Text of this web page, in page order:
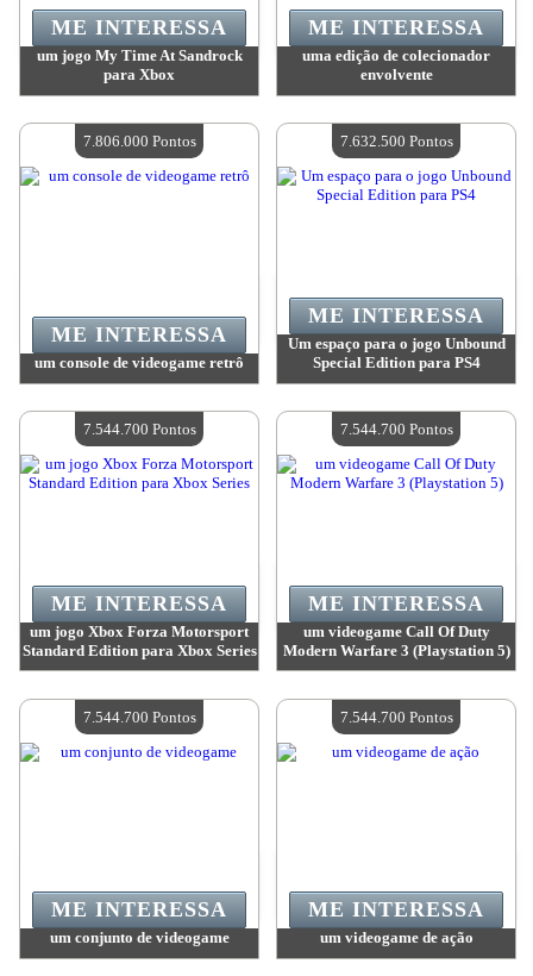
um jogo My Time At Sandrock
para Xbox
Quantidade disponível:4
ME INTERESSA
uma edição de colecionador
envolvente
Quantidade disponível:4
ME INTERESSA
um console de videogame retrô
Quantidade disponível:4
ME INTERESSA
7.806.000 Pontos
Um espaço para o jogo Unbound
Special Edition para PS4
Quantidade disponível:4
ME INTERESSA
7.632.500 Pontos
um jogo Xbox Forza Motorsport
Standard Edition para Xbox Series
Quantidade disponível:4
ME INTERESSA
7.544.700 Pontos
um videogame Call Of Duty
Modern Warfare 3 (Playstation 5)
Quantidade disponível:4
ME INTERESSA
7.544.700 Pontos
um conjunto de videogame
ME INTERESSA
7.544.700 Pontos
um videogame de ação
ME INTERESSA
7.544.700 Pontos